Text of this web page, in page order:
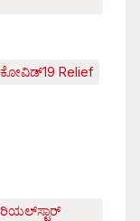
ಕೋವಿಡ್‌19 Relief
ರಿಯಲ್‌ಸ್ಟಾರ್